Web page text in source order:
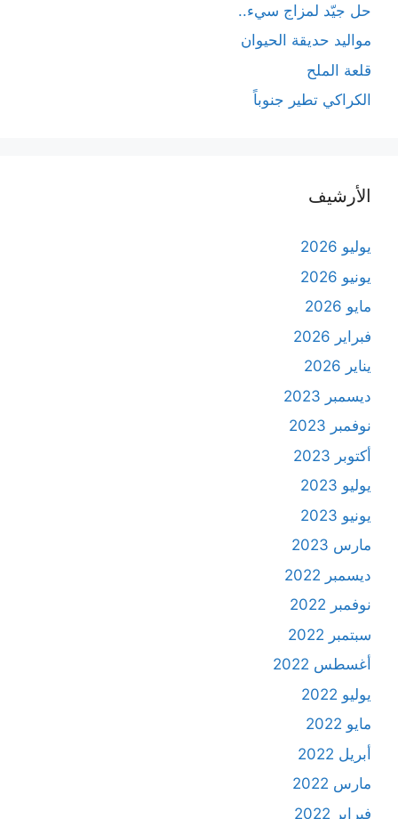
حل جيّد لمزاج سيء..
مواليد حديقة الحيوان
قلعة الملح
الكراكي تطير جنوباً
الأرشيف
يوليو 2026
يونيو 2026
مايو 2026
فبراير 2026
يناير 2026
ديسمبر 2023
نوفمبر 2023
أكتوبر 2023
يوليو 2023
يونيو 2023
مارس 2023
ديسمبر 2022
نوفمبر 2022
سبتمبر 2022
أغسطس 2022
يوليو 2022
مايو 2022
أبريل 2022
مارس 2022
فبراير 2022